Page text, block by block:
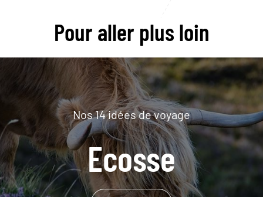
Pour aller plus loin
Nos 14 idées de voyage
Ecosse